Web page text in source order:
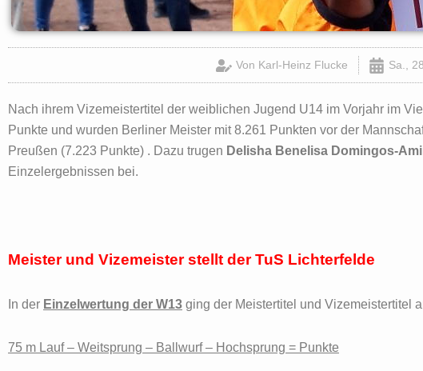
Von Karl-Heinz Flucke Sa.,
Nach ihrem Vizemeistertitel der weiblichen Jugend U14 im Vorjahr im
Punkte und wurden Berliner Meister mit 8.261 Punkten vor der
Preußen (7.223 Punkte) . Dazu trugen Delisha Benelisa Domingos-
Einzelergebnissen bei.
Meister und Vizemeister stellt der TuS Lichterfelde
In der Einzelwertung der W13 ging der Meistertitel und Vizemeistertitel
75 m Lauf – Weitsprung – Ballwurf – Hochsprung = Punkte